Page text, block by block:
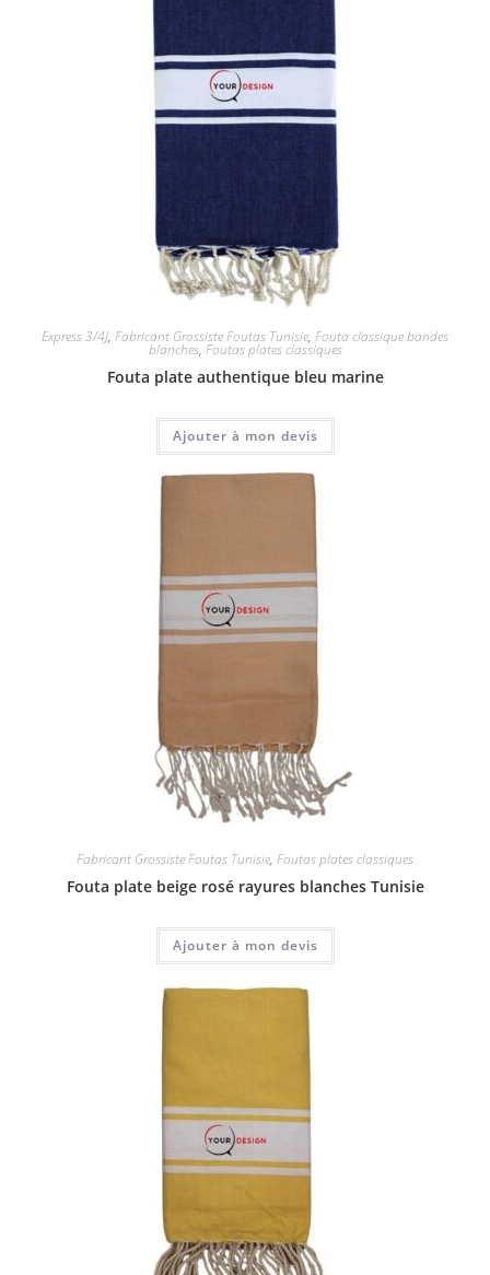
Express 3/4J, Fabricant Grossiste Foutas Tunisie, Fouta classique bandes
blanches, Foutas plates classiques
Fouta plate authentique bleu marine
Ajouter à mon devis
Fabricant Grossiste Foutas Tunisie, Foutas plates classiques
Fouta plate beige rosé rayures blanches Tunisie
Ajouter à mon devis